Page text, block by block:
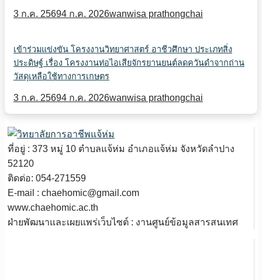
3 ก.ค. 25694 ก.ค. 2026wanwisa prathongchai
เข้าร่วมแข่งขัน โครงงานวิทยาศาสตร์ อาชีวศึกษา ประเภทสิ่ง
ประดิษฐ์ เรื่อง โครงงานท่อไอเสียจักรยานยนต์ลดควันดำจากถ่าน
วัสดุเหลือใช้ทางการเกษตร
3 ก.ค. 25694 ก.ค. 2026wanwisa prathongchai
ที่อยู่ : 373 หมู่ 10 ตำบลแจ้ห่ม อำเภอแจ้ห่ม จังหวัดลำปาง
52120
ติดต่อ: 054-271559
E-mail : chaehomic@gmail.com
www.chaehomic.ac.th
ฝ่ายพัฒนาและเผยแพร่เว็บไซต์ : งานศูนย์ข้อมูลสารสนเทศ